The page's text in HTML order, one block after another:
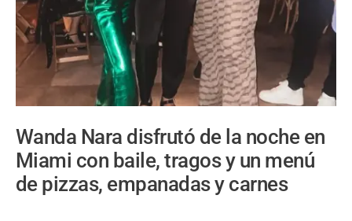
Wanda Nara disfrutó de la noche en
Miami con baile, tragos y un menú
de pizzas, empanadas y carnes